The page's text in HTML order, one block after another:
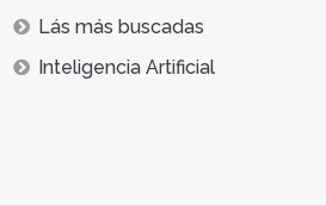
Lás más buscadas
Inteligencia Artificial